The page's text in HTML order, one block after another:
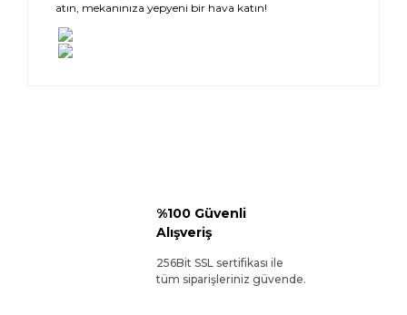
atın, mekanınıza yepyeni bir hava katın!
%100 Güvenli
Alışveriş
256Bit SSL sertifikası ile
tüm siparişleriniz güvende.